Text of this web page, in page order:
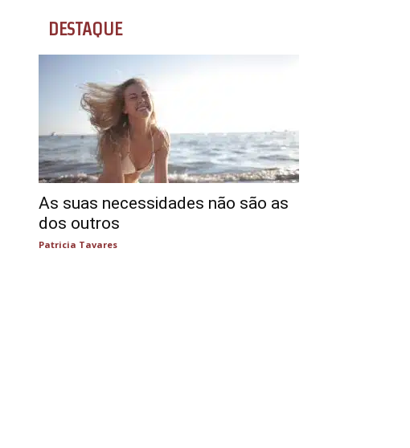
DESTAQUE
As suas necessidades não são as
dos outros
Patricia Tavares